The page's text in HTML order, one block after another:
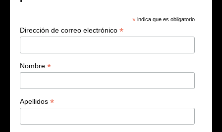
* indica que es obligatorio
Dirección de correo electrónico *
Nombre *
Apellidos *